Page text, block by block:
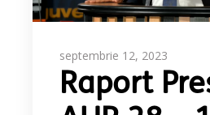
septembrie 12, 2023
Raport